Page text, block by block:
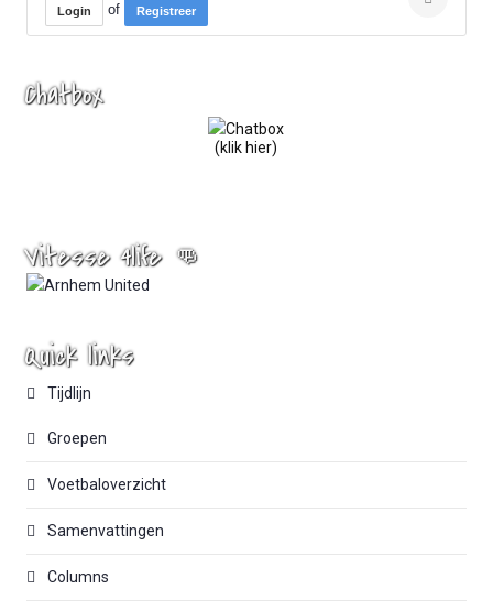
Login of Registreer
Chatbox
(klik hier)
Vitesse 4life 👊
Quick links
Tijdlijn
Groepen
Voetbaloverzicht
Samenvattingen
Columns